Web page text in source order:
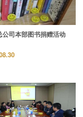
公司本部图书捐赠活动